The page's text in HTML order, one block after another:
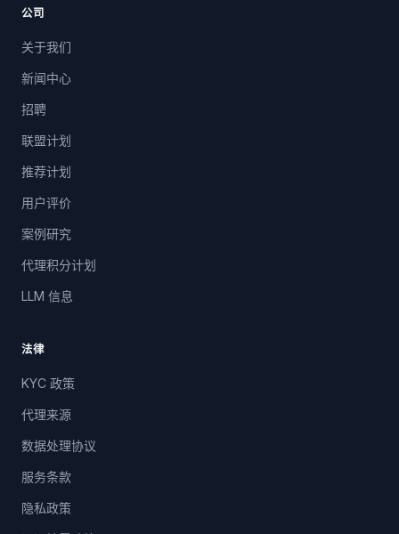
公司
关于我们
新闻中心
招聘
联盟计划
推荐计划
用户评价
案例研究
代理积分计划
LLM 信息
法律
KYC 政策
代理来源
数据处理协议
服务条款
隐私政策